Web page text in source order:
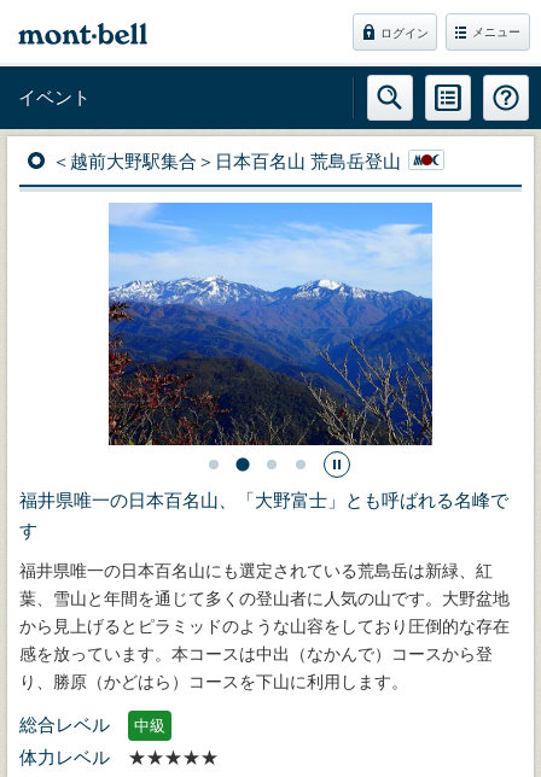
ログイン メニュー
イベント
＜越前大野駅集合＞日本百名山 荒島岳登山
福井県唯一の日本百名山、「大野富士」とも呼ばれる名峰で
す
福井県唯一の日本百名山にも選定されている荒島岳は新緑、紅
葉、雪山と年間を通じて多くの登山者に人気の山です。大野盆地
から見上げるとピラミッドのような山容をしており圧倒的な存在
感を放っています。本コースは中出（なかんで）コースから登
り、勝原（かどはら）コースを下山に利用します。
総合レベル 中級
体力レベル
★★★★★